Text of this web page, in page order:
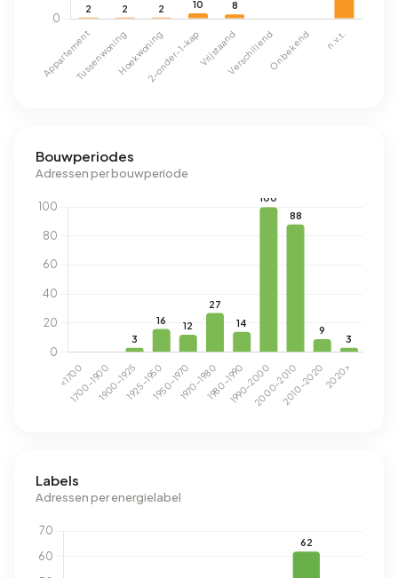
Bouwperiodes
Adressen per bouwperiode
Labels
Adressen per energielabel